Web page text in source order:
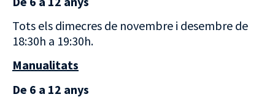
Tots els dimecres de novembre i desembre de
18:30h a 19:30h.
Manualitats
De 6 a 12 anys